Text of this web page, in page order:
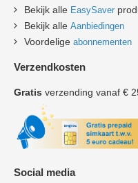
Bekijk alle EasySaver
Bekijk alle Aanbiedingen
Voordelige abonnementen
Verzendkosten
Gratis verzending vanaf €
Social media